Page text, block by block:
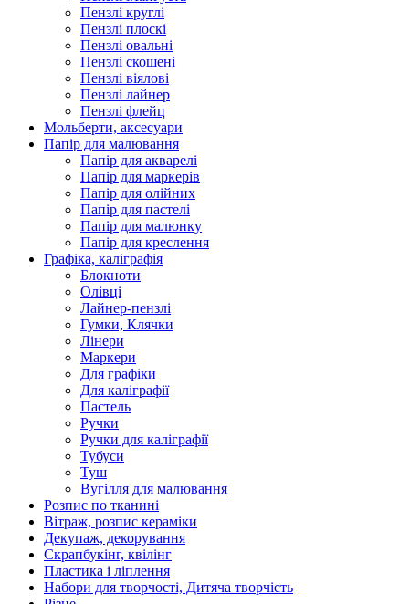
Пензлі круглі
Пензлі плоскі
Пензлі овальні
Пензлі скошені
Пензлі віялові
Пензлі лайнер
Пензлі флейц
Мольберти, аксесуари
Папір для малювання
Папір для акварелі
Папір для маркерів
Папір для олійних
Папір для пастелі
Папір для малюнку
Папір для креслення
Графіка, каліграфія
Блокноти
Олівці
Лайнер-пензлі
Гумки, Клячки
Лінери
Маркери
Для графіки
Для каліграфії
Пастель
Ручки
Ручки для каліграфії
Тубуси
Туш
Вугілля для малювання
Розпис по тканині
Вітраж, розпис кераміки
Декупаж, декорування
Скрапбукінг, квілінг
Пластика і ліплення
Набори для творчості, Дитяча творчість